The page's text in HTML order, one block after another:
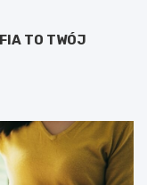
TO TWÓJ